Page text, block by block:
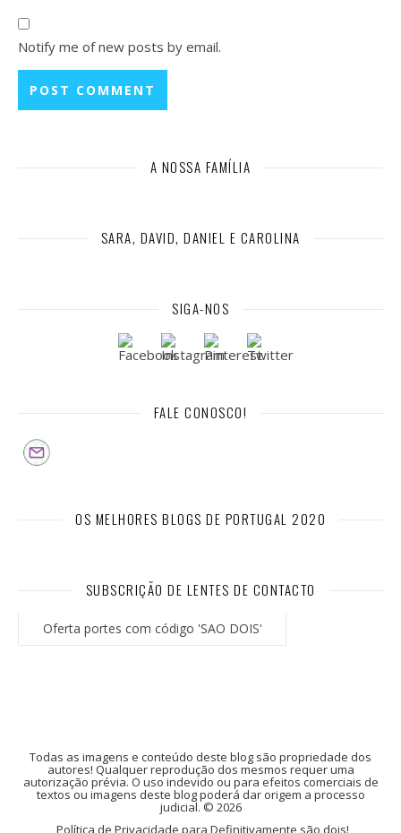
Notify me of new posts by email.
A NOSSA FAMÍLIA
SARA, DAVID, DANIEL E CAROLINA
SIGA-NOS
FALE CONOSCO!
OS MELHORES BLOGS DE PORTUGAL 2020
SUBSCRIÇÃO DE LENTES DE CONTACTO
Oferta portes com código 'SAO DOIS'
Todas as imagens e conteúdo deste blog são propriedade dos
autores! Qualquer reprodução dos mesmos requer uma
autorização prévia. O uso indevido ou para efeitos comerciais de
textos ou imagens deste blog poderá dar origem a processo
judicial. © 2026
Política de Privacidade para Definitivamente são dois!